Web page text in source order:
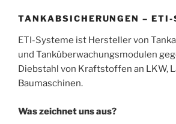
TANKABSICHERUNGEN – ETI-
ETI-Systeme ist Hersteller von
und Tanküberwachungsmodulen
Diebstahl von Kraftstoffen an LKW,
Baumaschinen.
Was zeichnet uns aus?